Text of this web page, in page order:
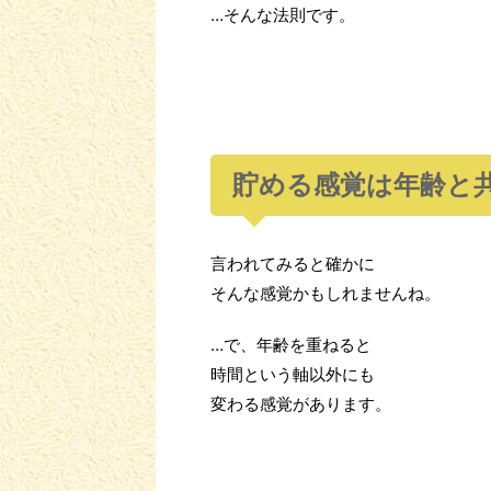
…そんな法則です。
貯める感覚は年齢と
言われてみると確かに
そんな感覚かもしれませんね。
…で、年齢を重ねると
時間という軸以外にも
変わる感覚があります。